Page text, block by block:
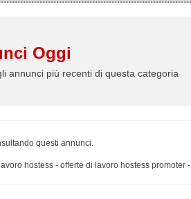
Oggi
annunci più recenti di questa categoria
questi annunci.
hostess - offerte di lavoro hostess promoter -